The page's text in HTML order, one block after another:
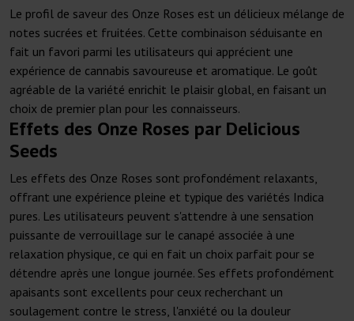
Le profil de saveur des Onze Roses est un délicieux mélange de
notes sucrées et fruitées. Cette combinaison séduisante en
fait un favori parmi les utilisateurs qui apprécient une
expérience de cannabis savoureuse et aromatique. Le goût
agréable de la variété enrichit le plaisir global, en faisant un
choix de premier plan pour les connaisseurs.
Effets des Onze Roses par Delicious
Seeds
Les effets des Onze Roses sont profondément relaxants,
offrant une expérience pleine et typique des variétés Indica
pures. Les utilisateurs peuvent s'attendre à une sensation
puissante de verrouillage sur le canapé associée à une
relaxation physique, ce qui en fait un choix parfait pour se
détendre après une longue journée. Ses effets profondément
apaisants sont excellents pour ceux recherchant un
soulagement contre le stress, l'anxiété ou la douleur